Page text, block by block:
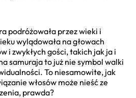
podróżowała przez wieki i
wylądowała na głowach
i zwykłych gości, takich jak ja i
samuraja to już nie symbol walki
To niesamowite, jak
włosów może nieść ze
prawda?